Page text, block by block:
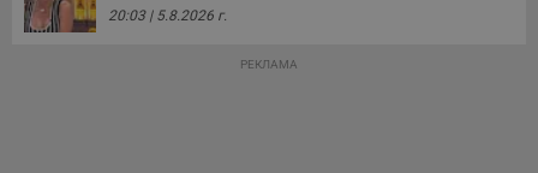
20:03 | 5.8.2026 г.
РЕКЛАМА